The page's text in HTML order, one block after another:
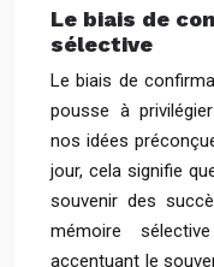
Le biais de
sélective
Le biais de
pousse à
nos idées
jour, cela signifie
souvenir des
mémoire
accentuant le